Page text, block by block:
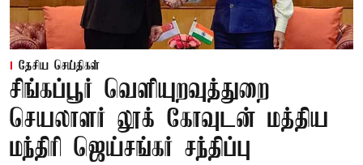
தேசிய செய்திகள்
சிங்கப்பூர் வெளியுறவுத்துறை
செயலாளர் லூக் கோவுடன் மத்திய
மந்திரி ஜெய்சங்கர் சந்திப்பு